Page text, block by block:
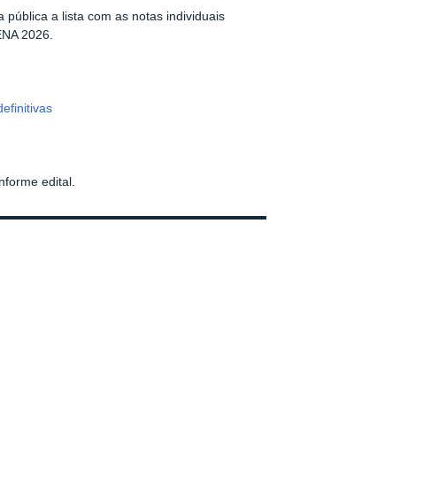
pública a lista com as notas individuais
2026.
edital.